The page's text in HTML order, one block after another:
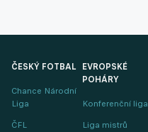
ČESKÝ FOTBAL
Chance Národní
Liga
ČFL
EVROPSKÉ
POHÁRY
Konferenční liga
Liga mistrů